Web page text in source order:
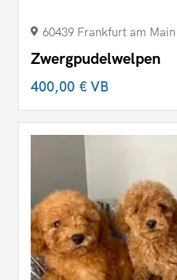
60439 Frankfurt am Main
Zwergpudelwelpen
400,00 €VB